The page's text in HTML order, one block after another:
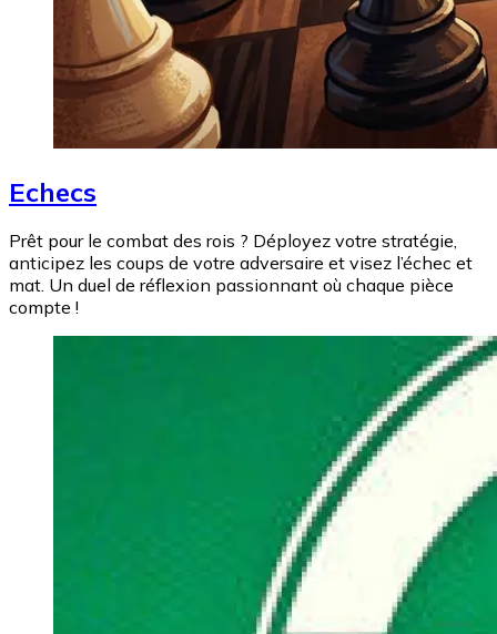
Echecs
Prêt pour le combat des rois ? Déployez votre stratégie,
anticipez les coups de votre adversaire et visez l’échec et
mat. Un duel de réflexion passionnant où chaque pièce
compte !